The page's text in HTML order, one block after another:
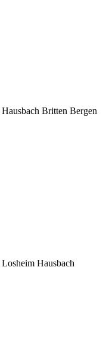
Hausbach Britten Bergen
Losheim Hausbach